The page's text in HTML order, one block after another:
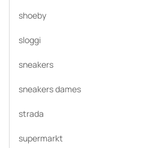
shoeby
sloggi
sneakers
sneakers dames
strada
supermarkt